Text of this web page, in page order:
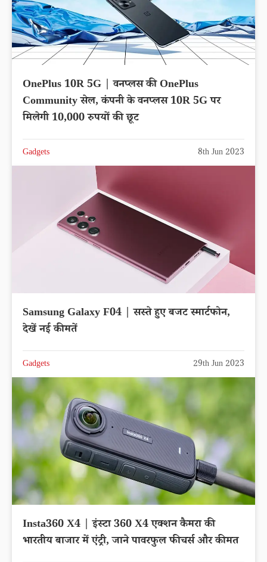
OnePlus 10R 5G | वनप्लस की OnePlus
Community सेल, कंपनी के वनप्लस 10R 5G पर
मिलेगी 10,000 रुपयों की छूट
Gadgets 8th Jun 2023
Samsung Galaxy F04 | सस्ते हुए बजट स्मार्टफोन,
देखें नई कीमतें
Gadgets 29th Jun 2023
Insta360 X4 | इंस्टा 360 X4 एक्शन कैमरा की
भारतीय बाजार में एंट्री, जाने पावरफुल फीचर्स और कीमत